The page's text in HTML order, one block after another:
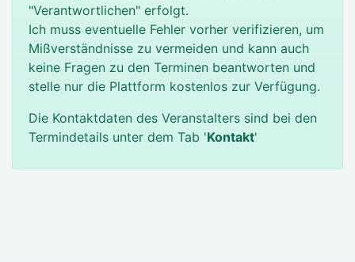
"Verantwortlichen" erfolgt.
Ich muss eventuelle Fehler vorher verifizieren, um
Mißverständnisse zu vermeiden und kann auch
keine Fragen zu den Terminen beantworten und
stelle nur die Plattform kostenlos zur Verfügung.
Die Kontaktdaten des Veranstalters sind bei den
Termindetails unter dem Tab 'Kontakt'